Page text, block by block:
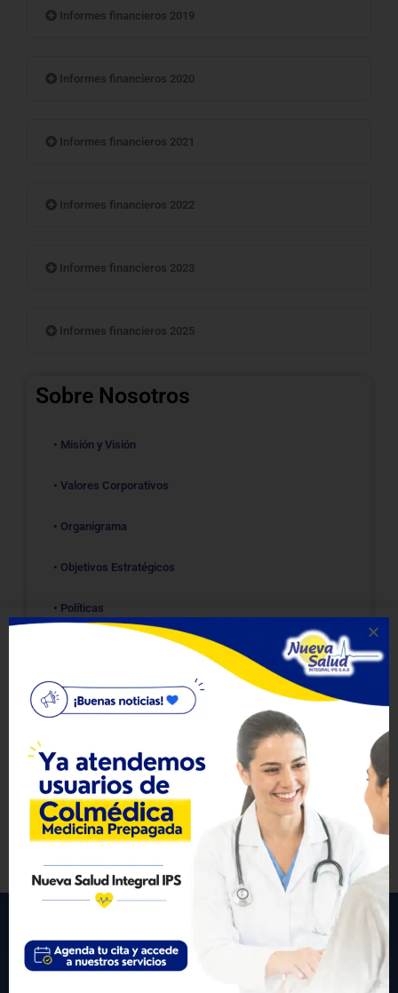
Sobre Nosotros
• Misión y Visión
• Valores Corporativos
• Organigrama
• Objetivos Estratégicos
• Políticas
• Nuestras Instalaciones
• Derechos │ Deberes
• Informe de las encuestas de satisfacción
Informes financieros 2019
Informes financieros 2020
Informes financieros 2021
Informes financieros 2022
Informes financieros 2023
Informes financieros 2025
Visitas: 0